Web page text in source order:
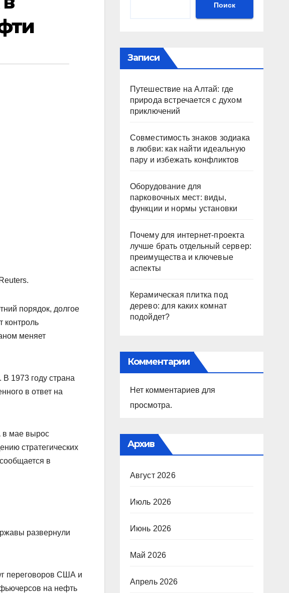
порядок, долгое
контроль
меняет
1973 году страна
в ответ на
в мае вырос
стратегических
в
развернули
переговоров США и
на нефть
Поиск
Записи
Путешествие на Алтай: где
природа встречается с духом
приключений
Совместимость знаков зодиака
в любви: как найти идеальную
пару и избежать конфликтов
Оборудование для
парковочных мест: виды,
функции и нормы установки
Почему для интернет-проекта
лучше брать отдельный сервер:
преимущества и ключевые
аспекты
Керамическая плитка под
дерево: для каких комнат
подойдет?
Комментарии
Нет комментариев для
просмотра.
Архив
Август 2026
Июль 2026
Июнь 2026
Май 2026
Апрель 2026